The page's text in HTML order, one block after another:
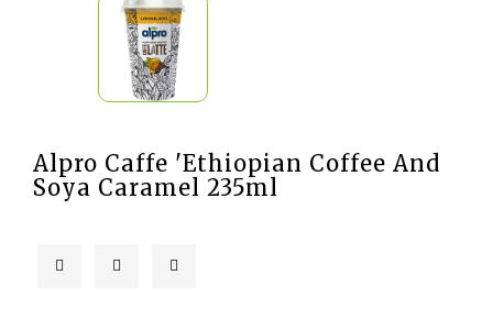
Alpro Caffe 'Ethiopian Coffee And
Soya Caramel 235ml